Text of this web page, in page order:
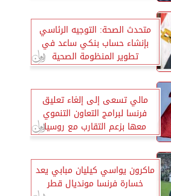
متحدث الصحة: التوجيه الرئاسي
بإنشاء حساب بنكي ساعد في
تطوير المنظومة الصحية
مالي تسعى إلى إلغاء تعليق
فرنسا لبرامج التعاون التنموي
معها بزعم التقارب مع روسيا
ماكرون يواسي كيليان مبابي يعد
خسارة فرنسا مونديال قطر